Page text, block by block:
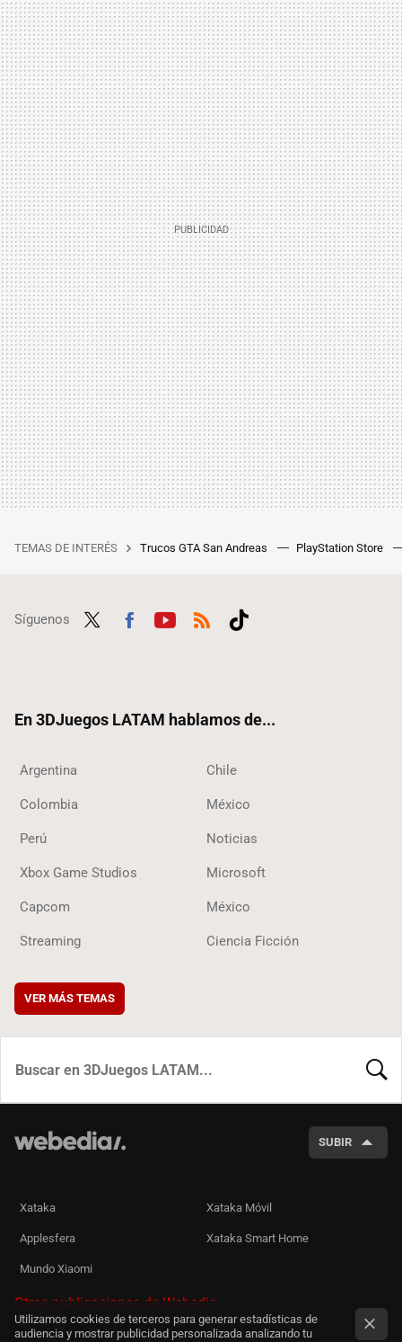
TEMAS DE INTERÉS Trucos GTA San Andreas PlayStation Store
Síguenos
En 3DJuegos LATAM hablamos de...
Argentina Chile
Colombia México
Perú Noticias
Xbox Game Studios Microsoft
Capcom México
Streaming Ciencia Ficción
VER MÁS TEMAS
SUBIR
Xataka Xataka Móvil
Applesfera Xataka Smart Home
Mundo Xiaomi
Otras publicaciones de Webedia
Utilizamos cookies de terceros para generar estadísticas de
audiencia y mostrar publicidad personalizada analizando tu